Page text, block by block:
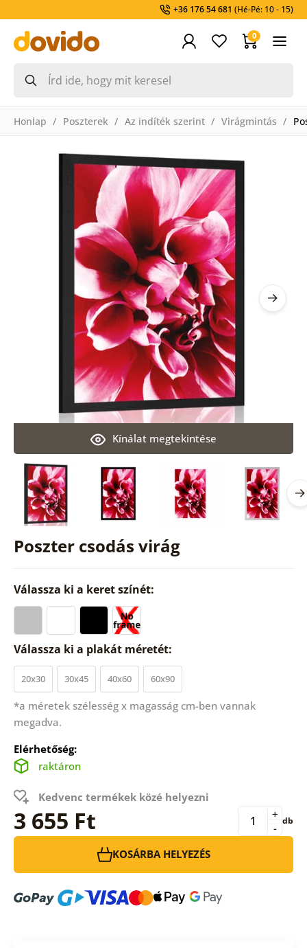
+36 176 54 681 (Hé-Pé: 10 - 15)
0
Honlap Poszterek Az indíték szerint Virágmintás
Poszter csodás virág
Kínálat megtekintése
Válassza ki a keret színét:
Válassza ki a plakát méretét:
20x30 30x45 40x60 60x90
*a méretek szélesség x magasság cm-ben vannak
megadva.
Elérhetőség:
raktáron
Kedvenc termékek közé helyezni
3 655 Ft -
+ db
KOSÁRBA HELYEZÉS